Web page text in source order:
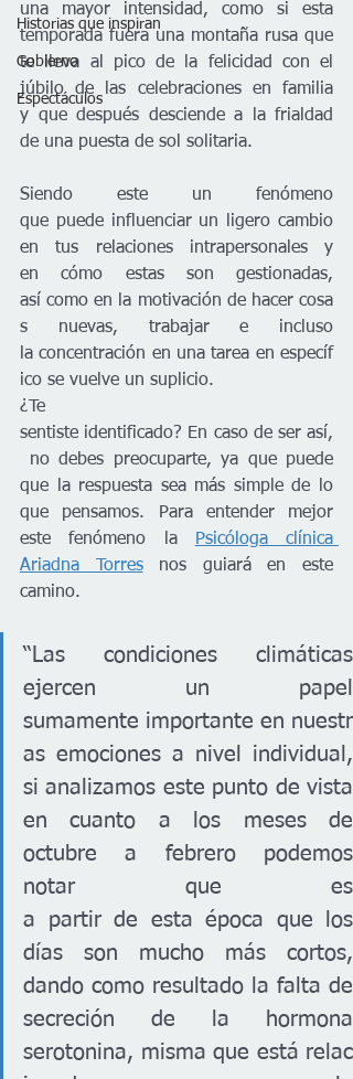
Historias que inspiran
Gobierno
Espectáculos
una mayor intensidad, como si esta
temporada fuera una montaña rusa que
te lleva al pico de la felicidad con el
júbilo de las celebraciones en familia
y que después desciende a la frialdad
de una puesta de sol solitaria.
Siendo este un fenómeno
que puede influenciar un ligero cambio
en tus relaciones intrapersonales y
en cómo estas son gestionadas,
así como en la motivación de hacer cosa
s nuevas, trabajar e incluso
la concentración en una tarea en específ
ico se vuelve un suplicio.
¿Te
sentiste identificado? En caso de ser así,
no debes preocuparte, ya que puede
que la respuesta sea más simple de lo
que pensamos. Para entender mejor
este fenómeno la Psicóloga clínica
Ariadna Torres nos guiará en este
camino.
“Las condiciones climáticas
ejercen un papel
sumamente importante en nuestr
as emociones a nivel individual,
si analizamos este punto de vista
en cuanto a los meses de
octubre a febrero podemos
notar que es
a partir de esta época que los
días son mucho más cortos,
dando como resultado la falta de
secreción de la hormona
serotonina, misma que está relac